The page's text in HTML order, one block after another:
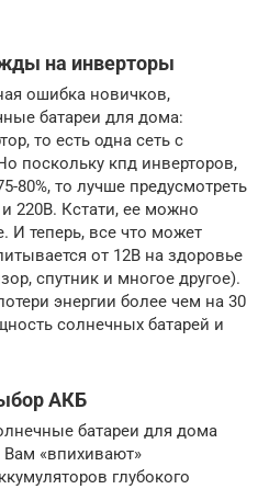
на инверторы
ошибка новичков,
батареи для дома:
то есть одна сеть с
поскольку кпд инверторов,
80%, то лучше предусмотреть
220В. Кстати, ее можно
И теперь, все что может
от 12В на здоровье
спутник и многое другое).
энергии более чем на 30
солнечных батарей и
АКБ
батареи для дома
Вам «впихивают»
глубокого